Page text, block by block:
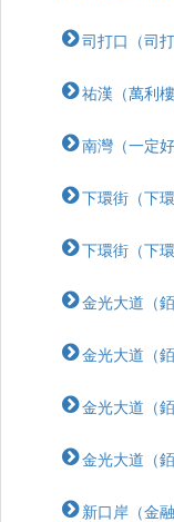
司打口（司打
祐漢（萬利樓
南灣（一定好
下環街（下環
下環街（下環
金光大道（
金光大道（
金光大道（
金光大道（
新口岸（金